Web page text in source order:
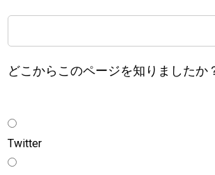
どこからこのページを知りましたか
Twitter